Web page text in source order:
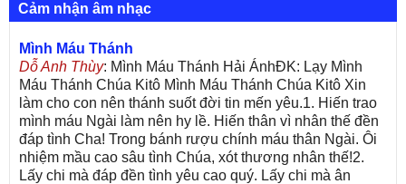
Cảm nhận âm nhạc
Mình Máu Thánh
Dỗ Anh Thùy: Mình Máu Thánh Hải ÁnhĐK: Lạy Mình
Máu Thánh Chúa Kitô Mình Máu Thánh Chúa Kitô Xin
làm cho con nên thánh suốt đời tin mến yêu.1. Hiến trao
mình máu Ngài làm nên hy lề. Hiến thân vì nhân thế đền
đáp tình Cha! Trong bánh rượu chính máu thân Ngài. Ôi
nhiệm mầu cao sâu tình Chúa, xót thương nhân thế!2.
Lấy chi mà đáp đền tình yêu cao quý. Lấy chi mà ân